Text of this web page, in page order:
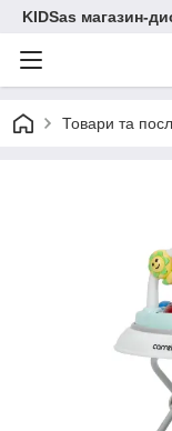
KIDSas магазин-
Товари та